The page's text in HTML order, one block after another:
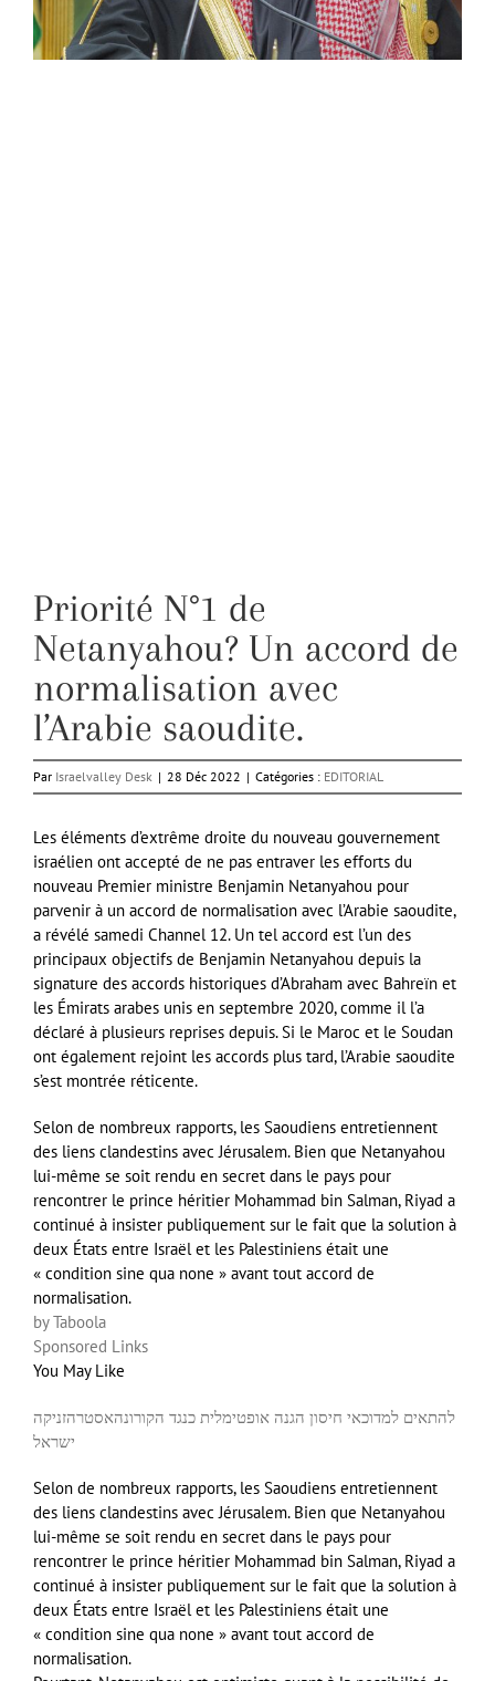
Priorité N°1 de
Netanyahou? Un accord de
normalisation avec
l’Arabie saoudite.
Par Israelvalley Desk | 28 Déc 2022 | Catégories : EDITORIAL
Les éléments d’extrême droite du nouveau gouvernement
israélien ont accepté de ne pas entraver les efforts du
nouveau Premier ministre Benjamin Netanyahou pour
parvenir à un accord de normalisation avec l’Arabie saoudite,
a révélé samedi Channel 12. Un tel accord est l’un des
principaux objectifs de Benjamin Netanyahou depuis la
signature des accords historiques d’Abraham avec Bahreïn et
les Émirats arabes unis en septembre 2020, comme il l’a
déclaré à plusieurs reprises depuis. Si le Maroc et le Soudan
ont également rejoint les accords plus tard, l’Arabie saoudite
s’est montrée réticente.
Selon de nombreux rapports, les Saoudiens entretiennent
des liens clandestins avec Jérusalem. Bien que Netanyahou
lui-même se soit rendu en secret dans le pays pour
rencontrer le prince héritier Mohammad bin Salman, Riyad a
continué à insister publiquement sur le fait que la solution à
deux États entre Israël et les Palestiniens était une
« condition sine qua none » avant tout accord de
normalisation.
by Taboola
Sponsored Links
You May Like
להתאים למדוכאי חיסון הגנה אופטימלית כנגד הקורונהאסטרהזניקה
ישראל
Selon de nombreux rapports, les Saoudiens entretiennent
des liens clandestins avec Jérusalem. Bien que Netanyahou
lui-même se soit rendu en secret dans le pays pour
rencontrer le prince héritier Mohammad bin Salman, Riyad a
continué à insister publiquement sur le fait que la solution à
deux États entre Israël et les Palestiniens était une
« condition sine qua none » avant tout accord de
normalisation.